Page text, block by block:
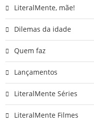
LiteralMente, mãe!
Dilemas da idade
Quem faz
Lançamentos
LiteralMente Séries
LiteralMente Filmes